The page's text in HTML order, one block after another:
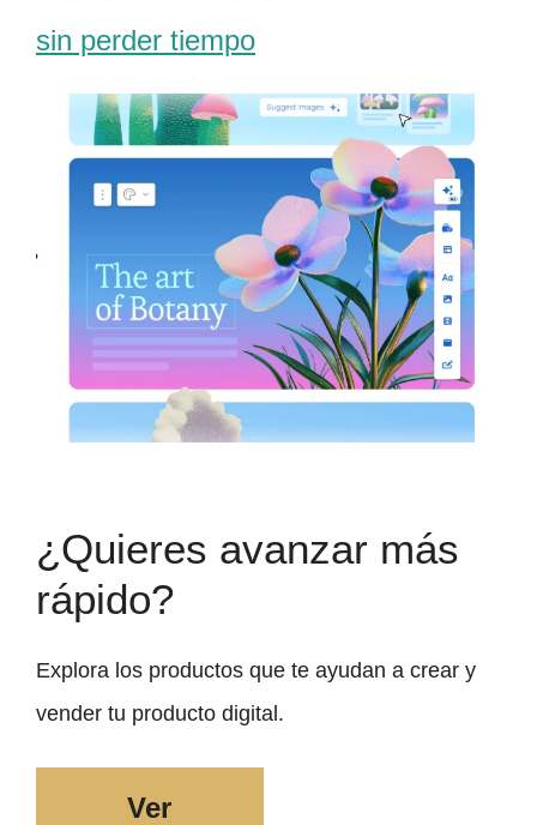
sin perder tiempo
¿Quieres avanzar más
rápido?
Explora los productos que te ayudan a crear y
vender tu producto digital.
Ver